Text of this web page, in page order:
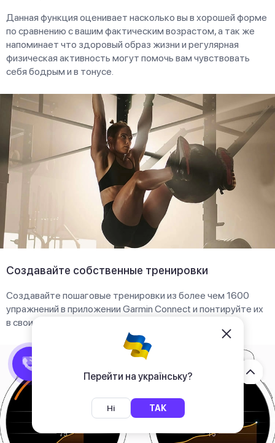
Перейти на українську?
Ні ТАК
Данная функция оценивает насколько вы в хорошей форме
по сравнению с вашим фактическим возрастом, а так же
напоминает что здоровый образ жизни и регулярная
физическая активность могут помочь вам чувствовать
себя бодрым и в тонусе.
Создавайте собственные тренировки
Создавайте пошаговые тренировки из более чем 1600
упражнений в приложении Garmin Connect и понтируйте их
в свои часы GARMIN Vivoactive 6.